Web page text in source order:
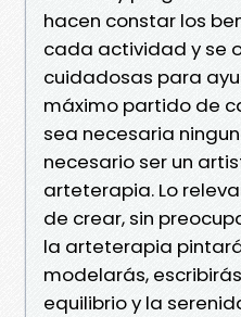
hacen constar los
cada actividad y se
cuidadosas para
máximo partido de
sea necesaria
necesario ser un
arteterapia. Lo
de crear, sin
la arteterapia
modelarás,
equilibrio y la